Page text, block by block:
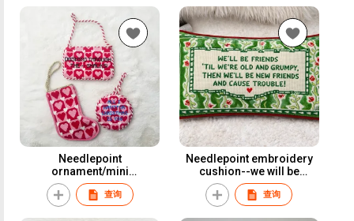
Needlepoint
ornament/mini
stocking/door hanger
查询
Needlepoint embroidery
cushion--we will be
friends
查询